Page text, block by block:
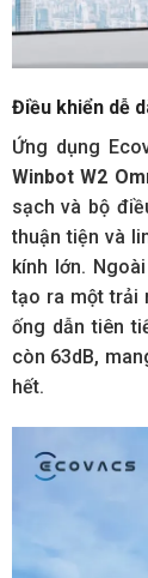
Điều khiển dễ
Ứng dụng
Winbot W2
sạch và bộ
thuận tiện và
kính lớn.
tạo ra một trải
ống dẫn tiên
còn 63dB,
hết.